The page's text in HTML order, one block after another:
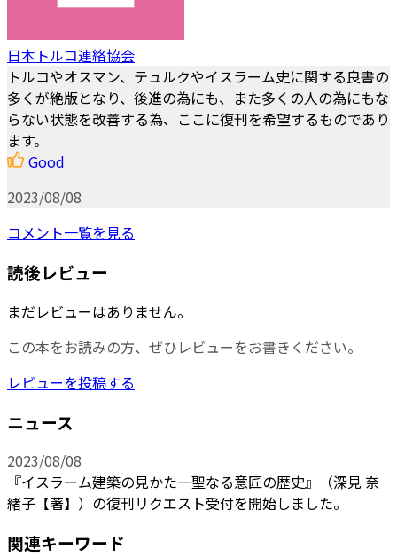
日本トルコ連絡協会
トルコやオスマン、テュルクやイスラーム史に関する良書の
多くが絶版となり、後進の為にも、また多くの人の為にもな
らない状態を改善する為、ここに復刊を希望するものであり
ます。
Good
2023/08/08
コメント一覧を見る
読後レビュー
まだレビューはありません。
この本をお読みの方、ぜひレビューをお書きください。
レビューを投稿する
ニュース
2023/08/08
『イスラーム建築の見かた―聖なる意匠の歴史』（深見 奈
緒子【著】）の復刊リクエスト受付を開始しました。
関連キーワード